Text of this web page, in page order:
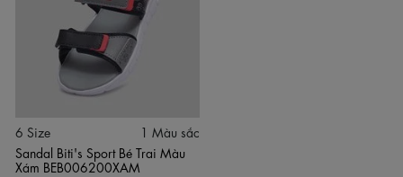
Sandal ôm sát bàn chân giúp bé
gót hay lệch bàn chân khi chạy nhảy
rất dễ vệ sinh – chỉ cần lau sạch bằng khăn ướt sau mỗi lần sử dụng.
✅ Đặc điểm nổi bật
Tone màu xám trung tính, dễ phối với nhiều loại trang phục
Đế EVA phun nguyên khối siêu nhẹ, chống trơn trượt và
6 Size
1 Màu sắc
Sandal Biti's Sport Bé Trai Màu
Xám BEB006200XAM